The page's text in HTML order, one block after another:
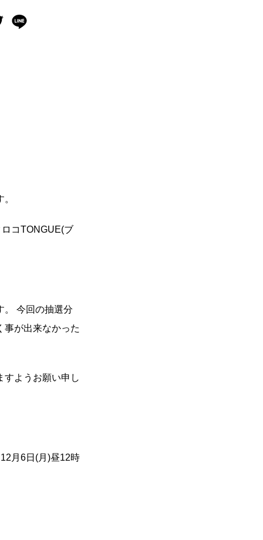
コTONGUE(ブ
。 今回の抽選分
事が出来なかった
すようお願い申し
月6日(月)昼12時